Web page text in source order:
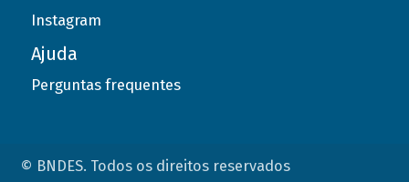
Instagram
Ajuda
Perguntas frequentes
© BNDES. Todos os direitos reservados